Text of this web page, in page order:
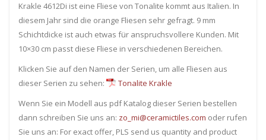
Krakle 4612Di ist eine Fliese von Tonalite kommt aus Italien. In
diesem Jahr sind die orange Fliesen sehr gefragt. 9 mm
Schichtdicke ist auch etwas für anspruchsvollere Kunden. Mit
10×30 cm passt diese Fliese in verschiedenen Bereichen.
Klicken Sie auf den Namen der Serien, um alle Fliesen ​​aus
dieser Serien zu sehen:
Tonalite Krakle
Wenn Sie ein Modell aus pdf Katalog dieser Serien bestellen
dann schreiben Sie uns an: zo_mi@ceramictiles.com oder rufen
Sie uns an: For exact offer, PLS send us quantity and product